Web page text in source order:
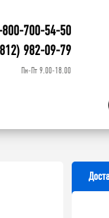
700-54-50
982-09-79
Пн-Пт 9.00-18.00